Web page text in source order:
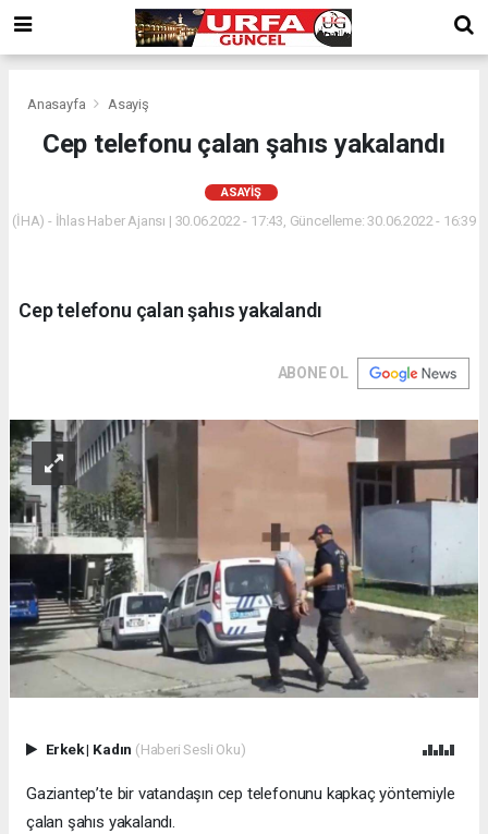
Anasayfa Asayiş
Cep telefonu çalan şahıs yakalandı
ASAYIŞ
(İHA) - İhlas Haber Ajansı | 30.06.2022 - 17:43, Güncelleme: 30.06.2022 - 16:39
Cep telefonu çalan şahıs yakalandı
ABONE OL
Erkek| Kadın (Haberi Sesli Oku)
Gaziantep’te bir vatandaşın cep telefonunu kapkaç yöntemiyle
çalan şahıs yakalandı.